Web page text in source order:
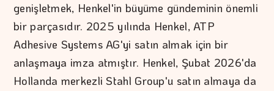
genişletmek, Henkel'in büyüme gündeminin önemli
bir parçasıdır. 2025 yılında Henkel, ATP
Adhesive Systems AG'yi satın almak için bir
anlaşmaya imza atmıştır. Henkel, Şubat 2026'da
Hollanda merkezli Stahl Group'u satın almaya da